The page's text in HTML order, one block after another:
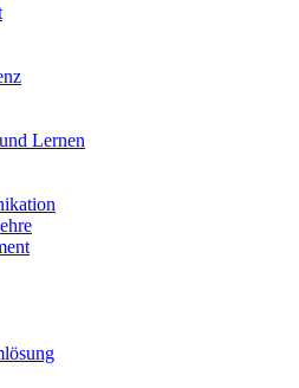
Lernen